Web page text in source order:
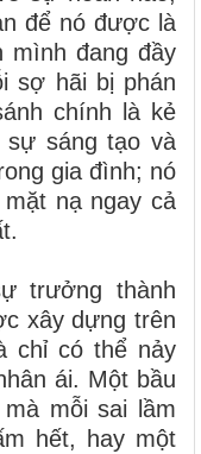
để nó được là
mình đang đầy
sợ hãi bị phán
chính là kẻ
sự sáng tạo và
gia đình; nó
nạ ngay cả
trưởng thành
xây dựng trên
chỉ có thể nảy
ái. Một bầu
mỗi sai lầm
hết, hay một